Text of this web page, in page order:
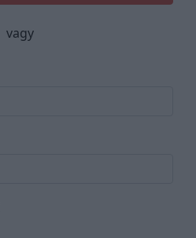
vagy